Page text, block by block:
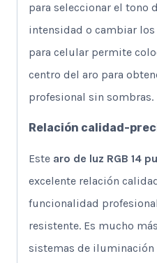
para seleccionar el tono
intensidad o cambiar los
para celular permite
centro del aro para
profesional sin sombras.
Relación calidad-
Este aro de luz RGB 14
excelente relación
funcionalidad
resistente. Es mucho
sistemas de iluminación